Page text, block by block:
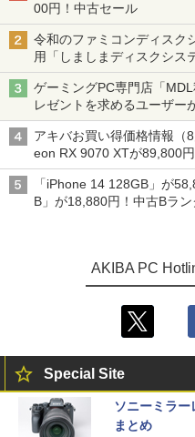
00円！中古セール
令和のファミコンディスク
用「しましまディスクシス
ゲーミングPC専門店「
レゼントを求めるユーザー
アキバお買い得価格情報（
eon RX 9070 XTが89,800
ニターが9,801円、暑さ指
「iPhone 14 128GB」が
B」が18,880円！中古Bラ
AKIBA PC
Special Site
ソニーミラ
まとめ